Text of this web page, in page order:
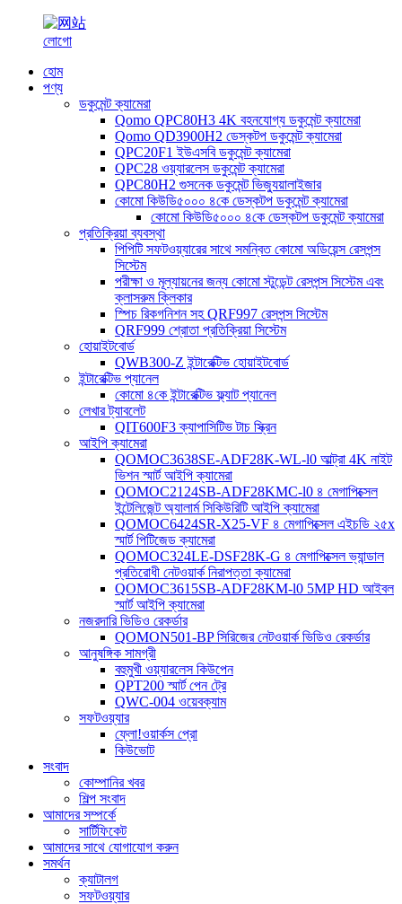
হোম
পণ্য
ডকুমেন্ট ক্যামেরা
Qomo QPC80H3 4K বহনযোগ্য ডকুমেন্ট ক্যামেরা
Qomo QD3900H2 ডেস্কটপ ডকুমেন্ট ক্যামেরা
QPC20F1 ইউএসবি ডকুমেন্ট ক্যামেরা
QPC28 ওয়্যারলেস ডকুমেন্ট ক্যামেরা
QPC80H2 গুসনেক ডকুমেন্ট ভিজ্যুয়ালাইজার
কোমো কিউডি৫০০০ ৪কে ডেস্কটপ ডকুমেন্ট ক্যামেরা
কোমো কিউডি৫০০০ ৪কে ডেস্কটপ ডকুমেন্ট ক্যামেরা
প্রতিক্রিয়া ব্যবস্থা
পিপিটি সফটওয়্যারের সাথে সমন্বিত কোমো অডিয়েন্স রেসপন্স
সিস্টেম
পরীক্ষা ও মূল্যায়নের জন্য কোমো স্টুডেন্ট রেসপন্স সিস্টেম এবং
ক্লাসরুম ক্লিকার
স্পিচ রিকগনিশন সহ QRF997 রেসপন্স সিস্টেম
QRF999 শ্রোতা প্রতিক্রিয়া সিস্টেম
হোয়াইটবোর্ড
QWB300-Z ইন্টারেক্টিভ হোয়াইটবোর্ড
ইন্টারেক্টিভ প্যানেল
কোমো ৪কে ইন্টারেক্টিভ ফ্ল্যাট প্যানেল
লেখার ট্যাবলেট
QIT600F3 ক্যাপাসিটিভ টাচ স্ক্রিন
আইপি ক্যামেরা
QOMOC3638SE-ADF28K-WL-l0 ​​আল্ট্রা 4K নাইট
ভিশন স্মার্ট আইপি ক্যামেরা
QOMOC2124SB-ADF28KMC-l0 ৪ মেগাপিক্সেল
ইন্টেলিজেন্ট অ্যালার্ম সিকিউরিটি আইপি ক্যামেরা
QOMOC6424SR-X25-VF ৪ মেগাপিক্সেল এইচডি ২৫x
স্মার্ট পিটিজেড ক্যামেরা
QOMOC324LE-DSF28K-G ৪ মেগাপিক্সেল ভ্যান্ডাল
প্রতিরোধী নেটওয়ার্ক নিরাপত্তা ক্যামেরা
QOMOC3615SB-ADF28KM-l0 5MP HD আইবল
স্মার্ট আইপি ক্যামেরা
নজরদারি ভিডিও রেকর্ডার
QOMON501-BP সিরিজের নেটওয়ার্ক ভিডিও রেকর্ডার
আনুষঙ্গিক সামগ্রী
বহুমুখী ওয়্যারলেস কিউপেন
QPT200 স্মার্ট পেন ট্রে
QWC-004 ওয়েবক্যাম
সফটওয়্যার
ফ্লো!ওয়ার্কস প্রো
কিউভোট
সংবাদ
কোম্পানির খবর
শিল্প সংবাদ
আমাদের সম্পর্কে
সার্টিফিকেট
আমাদের সাথে যোগাযোগ করুন
সমর্থন
ক্যাটালগ
সফটওয়্যার